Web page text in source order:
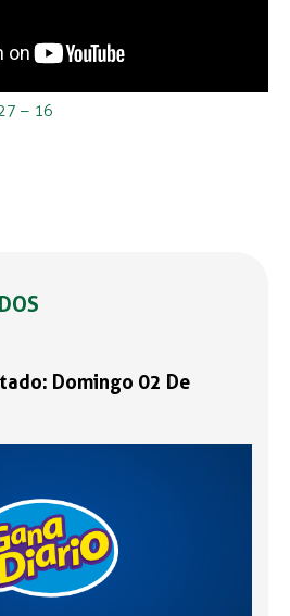
– 16
Domingo 02 De